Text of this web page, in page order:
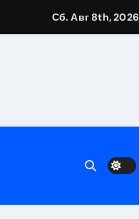
ресниц и депиляции
Сб. Авг 8th, 2026